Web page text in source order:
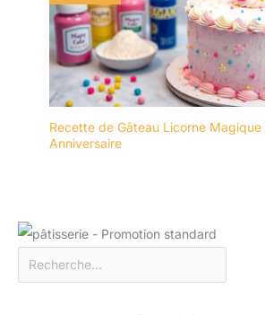
Recette de Gâteau Licorne Magique
Anniversaire